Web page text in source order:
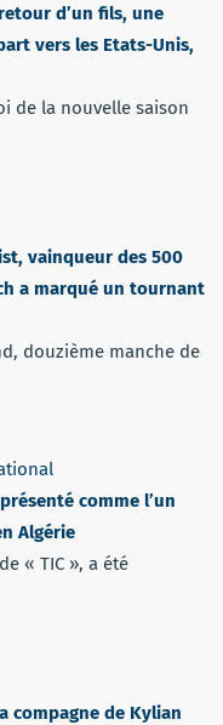
d’un fils, une
vers les Etats-Unis,
de la nouvelle saison
vainqueur des 500
a marqué un tournant
douzième manche de
comme l’un
Algérie
« TIC », a été
compagne de Kylian